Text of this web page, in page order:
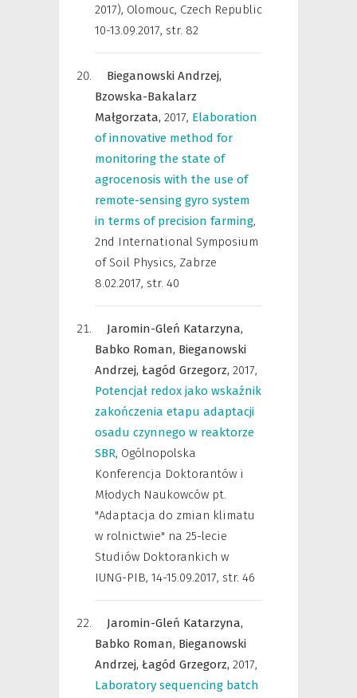
2017), Olomouc, Czech Republic
10-13.09.2017, str. 82
Bieganowski Andrzej,
Bzowska-Bakalarz
Małgorzata, 2017, Elaboration
of innovative method for
monitoring the state of
agrocenosis with the use of
remote-sensing gyro system
in terms of precision farming,
2nd International Symposium
of Soil Physics, Zabrze
8.02.2017, str. 40
Jaromin-Gleń Katarzyna,
Babko Roman, Bieganowski
Andrzej, Łagód Grzegorz, 2017,
Potencjał redox jako wskaźnik
zakończenia etapu adaptacji
osadu czynnego w reaktorze
SBR, Ogólnopolska
Konferencja Doktorantów i
Młodych Naukowców pt.
"Adaptacja do zmian klimatu
w rolnictwie" na 25-lecie
Studiów Doktorankich w
IUNG-PIB, 14-15.09.2017, str. 46
Jaromin-Gleń Katarzyna,
Babko Roman, Bieganowski
Andrzej, Łagód Grzegorz, 2017,
Laboratory sequencing batch